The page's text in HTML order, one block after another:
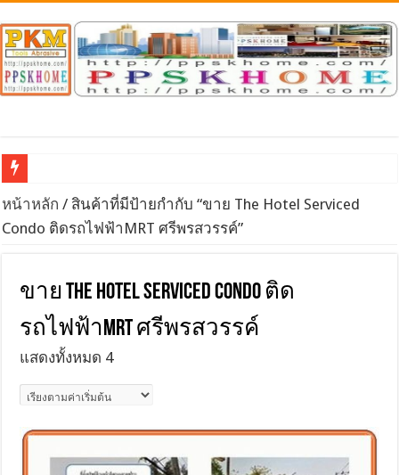
จำหน่าย / นำเข้า หินเจียรทั่วไป หินเพชร DIAMOND & CBN
หน้าหลัก / สินค้าที่มีป้ายกำกับ “ขาย The Hotel Serviced
Condo ติดรถไฟฟ้าMRT ศรีพรสวรรค์”
ขาย The Hotel Serviced Condo ติด
รถไฟฟ้าMRT ศรีพรสวรรค์
แสดงทั้งหมด 4